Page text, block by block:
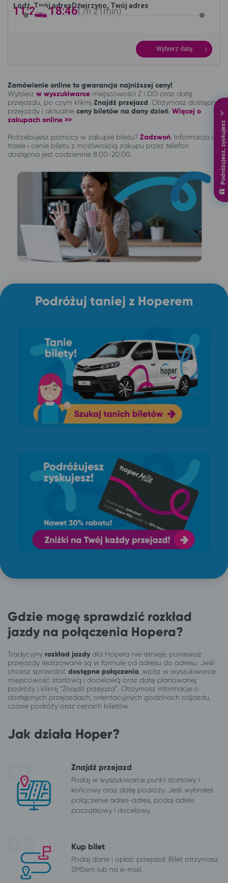
Podróżujesz, zyskujesz
Łódź, Twój adres Dźwirzyno, Twój adres
11:25 -18:46 7h21min
Wybierz datę
Zamówienie online to gwarancja najniższej ceny!
Wybierz w wyszukiwarce miejscowości Z i DO oraz datę
przejazdu, po czym kliknij Znajdź przejazd . Otrzymasz dostępne
przejazdy i aktualne ceny biletów na dany dzień Więcej o
zakupach online >>
Potrzebujesz pomocy w zakupie biletu? Zadzwoń Informacja o
trasie i cenie biletu z możliwością zakupu przez telefon
dostępna jest codziennie 8:00-20:00.
Podróżuj taniej z Hoperem
Gdzie mogę sprawdzić rozkład
jazdy na połączenia Hopera?
Tradycyjny rozkład jazdydla Hopera nie istnieje, ponieważ
przejazdy realizowane są w formule od adresu do adresu. Jeśli
chcesz sprawdzić dostępne połączenia , wpisz w wyszukiwarce
miejscowość startową i docelową oraz datę planowanej
podróży i kliknij “Znajdź przejazd”. Otrzymasz informacje o
dostępnych przejazdach, orientacyjnych godzinach odjazdu,
czasie podróży oraz cenach biletów.
Jak działa Hoper?
Znajdź przejazd
Podaj w wyszukiwarce punkt startowy i
końcowy oraz datę podróży. Jeśli wybrałeś
połączenie adres-adres, podaj adres
początkowy i docelowy.
Kup bilet
Podaj dane i opłać przejazd. Bilet otrzymasz
SMSem lub na e-mail.